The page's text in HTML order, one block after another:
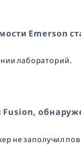
Emerson
лабораторий.
Fusion,
не заполучил